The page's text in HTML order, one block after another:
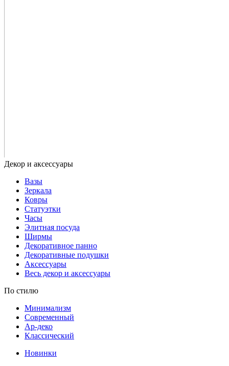
Вазы
Зеркала
Ковры
Статуэтки
Часы
Элитная посуда
Ширмы
Декоративное панно
Декоративные подушки
Аксессуары